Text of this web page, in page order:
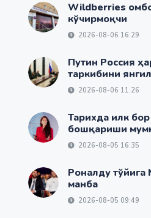
Wildberries
кўчирмоқчи
2026-08-06 16:29
Путин Россия
таркибини
2026-08-06 11:26
Тарихда илк
бошқариши
2026-08-05 16:35
Роналду
манба
2026-08-05 09:49